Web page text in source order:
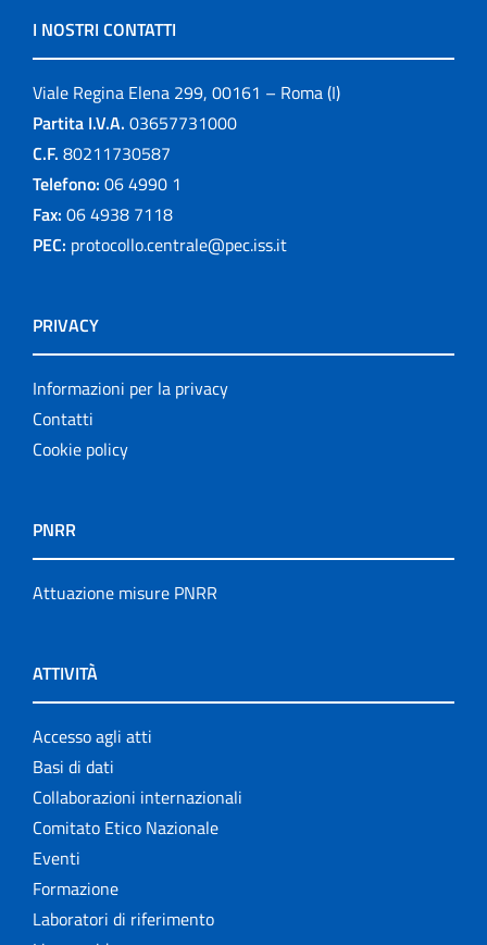
I NOSTRI CONTATTI
Viale Regina Elena 299, 00161 – Roma (I)
Partita I.V.A. 03657731000
C.F. 80211730587
Telefono: 06 4990 1
Fax: 06 4938 7118
PEC: protocollo.centrale@pec.iss.it
PRIVACY
Informazioni per la privacy
Contatti
Cookie policy
PNRR
Attuazione misure PNRR
ATTIVITÀ
Accesso agli atti
Basi di dati
Collaborazioni internazionali
Comitato Etico Nazionale
Eventi
Formazione
Laboratori di riferimento